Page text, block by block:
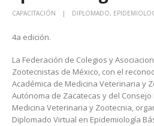
CAPACITACIÓN DIPLOMADO,
4a edición.
La Federación de Colegios y
Zootecnistas de México, con el
Académica de Medicina Veterinaria y
Autónoma de Zacatecas y del
Medicina Veterinaria y Zootecnia,
Diplomado Virtual en Epidemiología